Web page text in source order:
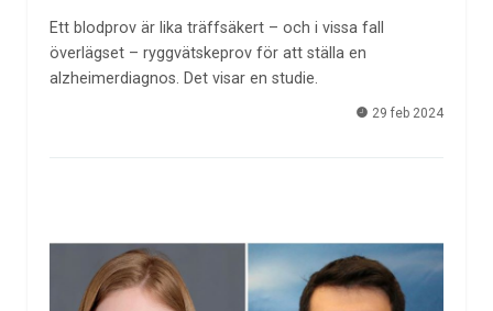
Ett blodprov är lika träffsäkert – och i vissa fall
överlägset – ryggvätskeprov för att ställa en
alzheimerdiagnos. Det visar en studie.
29 feb 2024